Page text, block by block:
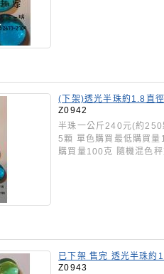
(下架)透光半珠約1.8直
0克裝 Z0942
Z0942
半珠一公斤240元(約
5顆 單色購買最低購買
購買量100克 隨機混色
已下架 售完 透光半珠
裝 Z0943
Z0943